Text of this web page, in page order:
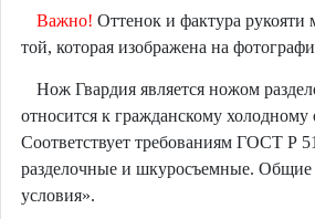
Важно! Оттенок и фактура рукояти
той, которая изображена на
Нож Гвардия является ножом
относится к гражданскому
Соответствует требованиям ГОСТ Р
разделочные и шкуросъемные. Общие
условия».